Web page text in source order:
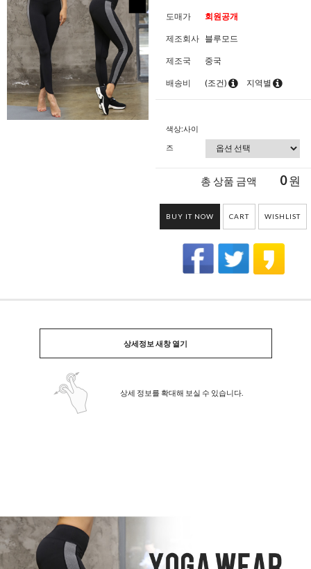
도매가 회원공개
제조회사 블루모드
제조국 중국
배송비 (조건) 지역별
색상:사이
즈
총 상품 금액 0원
BUY IT NOW CART WISHLIST
상세정보 새창 열기
상세 정보를 확대해 보실 수 있습니다.